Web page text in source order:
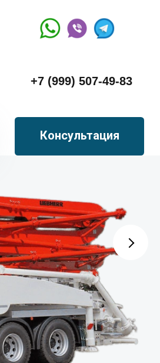
+7 (999) 507-49-83
Консультация